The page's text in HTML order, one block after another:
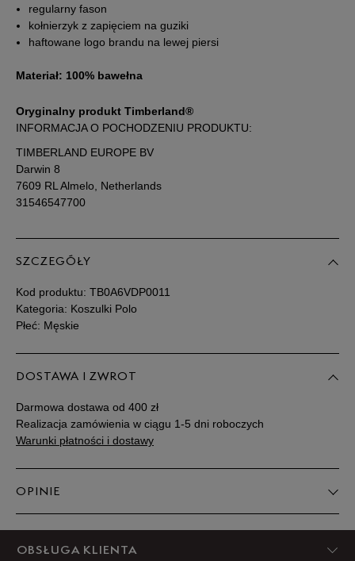
regularny fason
kołnierzyk z zapięciem na guziki
haftowane logo brandu na lewej piersi
Materiał: 100% bawełna
Oryginalny produkt Timberland®
INFORMACJA O POCHODZENIU PRODUKTU:
TIMBERLAND EUROPE BV
Darwin 8
7609 RL Almelo, Netherlands
31546547700
SZCZEGÓŁY
Kod produktu: TB0A6VDP0011
Kategoria: Koszulki Polo
Płeć: Męskie
DOSTAWA I ZWROT
Darmowa dostawa od 400 zł
Realizacja zamówienia w ciągu 1-5 dni roboczych
Warunki płatności i dostawy
OPINIE
5
OBSŁUGA KLIENTA